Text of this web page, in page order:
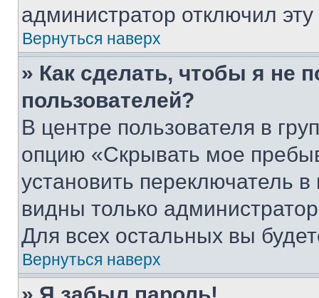
администратор отключил
Вернуться наверх
» Как сделать, чтобы я не
пользователей?
В центре пользователя в
опцию «Скрывать мое
установить переключатель
видны только
Для всех остальных вы
Вернуться наверх